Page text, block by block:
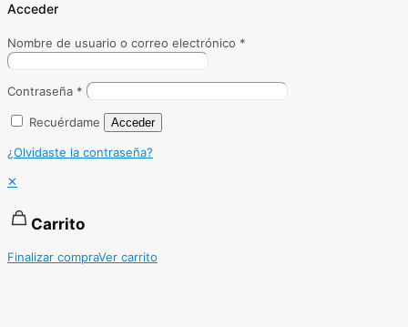
Acceder
Nombre de usuario o correo electrónico *
Contraseña *
Recuérdame Acceder
¿Olvidaste la contraseña?
✕
Carrito
Finalizar compraVer carrito